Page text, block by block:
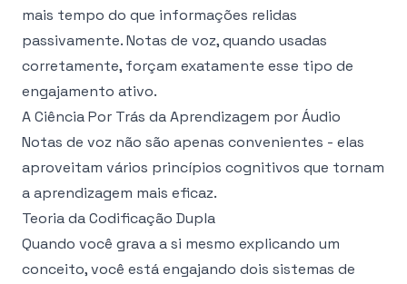
mais tempo do que informações relidas
passivamente. Notas de voz, quando usadas
corretamente, forçam exatamente esse tipo de
engajamento ativo.
A Ciência Por Trás da Aprendizagem por Áudio
Notas de voz não são apenas convenientes - elas
aproveitam vários princípios cognitivos que tornam
a aprendizagem mais eficaz.
Teoria da Codificação Dupla
Quando você grava a si mesmo explicando um
conceito, você está engajando dois sistemas de